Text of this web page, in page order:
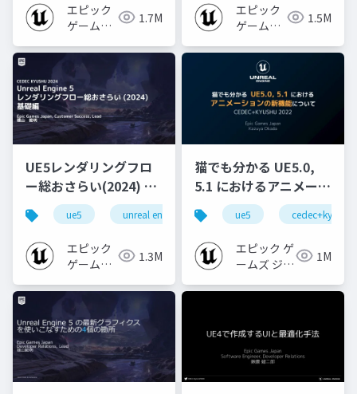
エピック
ゲームズ
1.7M
エピック
ゲームズ
1.5M
UE5レンダリングフロ
ー総おさらい(2024) 基
礎編！
[CEDEC+KYUSHU
2024]
ue5 unreal engine ue-rendering
エピック
ゲームズ
1.3M
猫でも分かる UE5.0,
5.1 におけるアニメーシ
ョンの新機能について
【CEDEC+KYUSHU
2022】
ue5 cedec+kyushu
エピック ゲ
ームズ ジャ
1M